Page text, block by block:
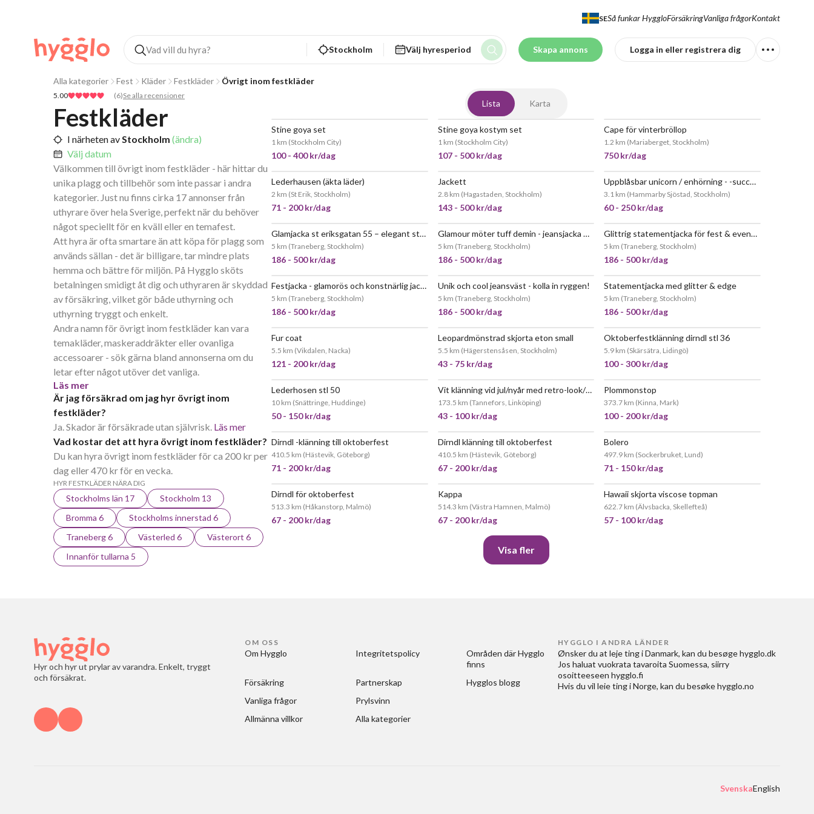
SESå funkar HyggloFörsäkringVanliga frågorKontakt
Stockholm Välj hyresperiod Skapa annons Logga in eller registrera dig
Alla kategorier Fest Kläder Festkläder Övrigt inom festkläder
5.00 (6)Se alla recensioner
Festkläder
I närheten avStockholm (ändra)
Välj datum
Välkommen till övrigt inom festkläder - här hittar du
unika plagg och tillbehör som inte passar i andra
kategorier. Just nu finns cirka 17 annonser från
uthyrare över hela Sverige, perfekt när du behöver
något speciellt för en kväll eller en temafest.
Att hyra är ofta smartare än att köpa för plagg som
används sällan - det är billigare, tar mindre plats
hemma och bättre för miljön. På Hygglo sköts
betalningen smidigt åt dig och uthyraren är skyddad
av försäkring, vilket gör både uthyrning och
uthyrning tryggt och enkelt.
Andra namn för övrigt inom festkläder kan vara
temakläder, maskeraddräkter eller ovanliga
accessoarer - sök gärna bland annonserna om du
letar efter något utöver det vanliga.
Läs mer
Är jag försäkrad om jag hyr övrigt inom
festkläder?
Ja. Skador är försäkrade utan självrisk. Läs mer
Vad kostar det att hyra övrigt inom festkläder?
Du kan hyra övrigt inom festkläder för ca 200 kr per
dag eller 470 kr för en vecka.
HYR FESTKLÄDER NÄRA DIG
Stockholms län 17
Stockholm 13
Bromma 6
Stockholms innerstad 6
Traneberg 6
Västerled 6
Västerort 6
Innanför tullarna 5
Lista Karta
Stine goya set
1 km (Stockholm City)
100 - 400 kr/dag
Stine goya kostym set
1 km (Stockholm City)
107 - 500 kr/dag
Cape för vinterbröllop
1.2 km (Mariaberget, Stockholm)
750 kr/dag
Lederhausen (äkta läder)
2 km (St Erik, Stockholm)
71 - 200 kr/dag
Jackett
2.8 km (Hagastaden, Stockholm)
143 - 500 kr/dag
Uppblåsbar unicorn / enhörning - -succé på barnkalaset
3.1 km (Hammarby Sjöstad, Stockholm)
60 - 250 kr/dag
Glamjacka st eriksgatan 55 – elegant statementjacka i sammet och glitter
5 km (Traneberg, Stockholm)
186 - 500 kr/dag
Glamour möter tuff demin - jeansjacka med glitter och unika detaljer. glamjackan sofo
5 km (Traneberg, Stockholm)
186 - 500 kr/dag
Glittrig statementjacka för fest & event - glamjackan shazam
5 km (Traneberg, Stockholm)
186 - 500 kr/dag
Festjacka - glamorös och konstnärlig jacka i återbrukade material
5 km (Traneberg, Stockholm)
186 - 500 kr/dag
Unik och cool jeansväst - kolla in ryggen!
5 km (Traneberg, Stockholm)
186 - 500 kr/dag
Statementjacka med glitter & edge
5 km (Traneberg, Stockholm)
186 - 500 kr/dag
Fur coat
5.5 km (Vikdalen, Nacka)
121 - 200 kr/dag
Leopardmönstrad skjorta eton small
5.5 km (Hägerstensåsen, Stockholm)
43 - 75 kr/dag
Oktoberfestklänning dirndl stl 36
5.9 km (Skärsätra, Lidingö)
100 - 300 kr/dag
Lederhosen stl 50
10 km (Snättringe, Huddinge)
50 - 150 kr/dag
Vit klänning vid jul/nyår med retro-look/50-tal
173.5 km (Tannefors, Linköping)
43 - 100 kr/dag
Plommonstop
373.7 km (Kinna, Mark)
100 - 200 kr/dag
Dirndl -klänning till oktoberfest
410.5 km (Hästevik, Göteborg)
71 - 200 kr/dag
Dirndl klänning till oktoberfest
410.5 km (Hästevik, Göteborg)
67 - 200 kr/dag
Bolero
497.9 km (Sockerbruket, Lund)
71 - 150 kr/dag
Dirndl för oktoberfest
513.3 km (Håkanstorp, Malmö)
67 - 200 kr/dag
Kappa
514.3 km (Västra Hamnen, Malmö)
67 - 200 kr/dag
Hawaii skjorta viscose topman
622.7 km (Älvsbacka, Skellefteå)
57 - 100 kr/dag
Visa fler
Hyr och hyr ut prylar av varandra. Enkelt, tryggt
och försäkrat.
OM OSS
Om Hygglo
Försäkring
Vanliga frågor
Allmänna villkor
Integritetspolicy
Partnerskap
Prylsvinn
Alla kategorier
Områden där Hygglo
finns
Hygglos blogg
HYGGLO I ANDRA LÄNDER
Ønsker du at leje ting i Danmark, kan du besøge hygglo.dk
Jos haluat vuokrata tavaroita Suomessa, siirry
osoitteeseen hygglo.fi
Hvis du vil leie ting i Norge, kan du besøke hygglo.no
SvenskaEnglish